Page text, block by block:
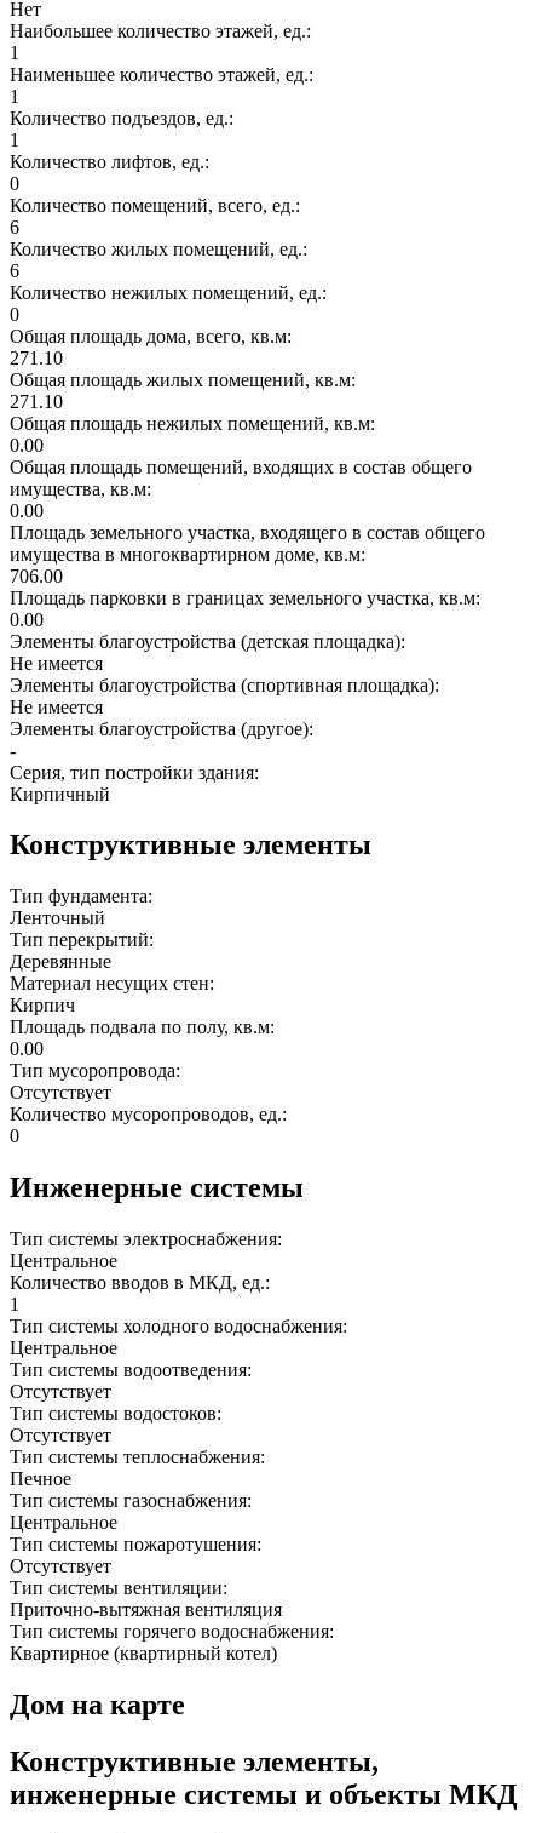
Нет
Наибольшее количество этажей, ед.:
1
Наименьшее количество этажей, ед.:
1
Количество подъездов, ед.:
1
Количество лифтов, ед.:
0
Количество помещений, всего, ед.:
6
Количество жилых помещений, ед.:
6
Количество нежилых помещений, ед.:
0
Общая площадь дома, всего, кв.м:
271.10
Общая площадь жилых помещений, кв.м:
271.10
Общая площадь нежилых помещений, кв.м:
0.00
Общая площадь помещений, входящих в состав общего
имущества, кв.м:
0.00
Площадь земельного участка, входящего в состав общего
имущества в многоквартирном доме, кв.м:
706.00
Площадь парковки в границах земельного участка, кв.м:
0.00
Элементы благоустройства (детская площадка):
Не имеется
Элементы благоустройства (спортивная площадка):
Не имеется
Элементы благоустройства (другое):
-
Серия, тип постройки здания:
Кирпичный
Конструктивные элементы
Тип фундамента:
Ленточный
Тип перекрытий:
Деревянные
Материал несущих стен:
Кирпич
Площадь подвала по полу, кв.м:
0.00
Тип мусоропровода:
Отсутствует
Количество мусоропроводов, ед.:
0
Инженерные системы
Тип системы электроснабжения:
Центральное
Количество вводов в МКД, ед.:
1
Тип системы холодного водоснабжения:
Центральное
Тип системы водоотведения:
Отсутствует
Тип системы водостоков:
Отсутствует
Тип системы теплоснабжения:
Печное
Тип системы газоснабжения:
Центральное
Тип системы пожаротушения:
Отсутствует
Тип системы вентиляции:
Приточно-вытяжная вентиляция
Тип системы горячего водоснабжения:
Квартирное (квартирный котел)
Дом на карте
Конструктивные элементы,
инженерные системы и объекты МКД